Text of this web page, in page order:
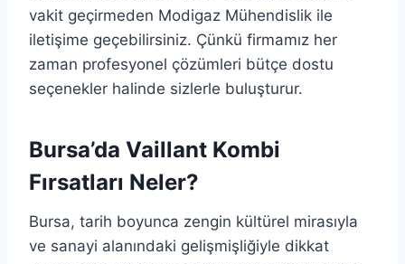
vakit geçirmeden Modigaz Mühendislik ile
iletişime geçebilirsiniz. Çünkü firmamız her
zaman profesyonel çözümleri bütçe dostu
seçenekler halinde sizlerle buluşturur.
Bursa’da Vaillant Kombi
Fırsatları Neler?
Bursa, tarih boyunca zengin kültürel mirasıyla
ve sanayi alanındaki gelişmişliğiyle dikkat